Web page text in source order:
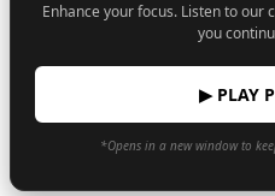
Enhance your focus. Listen to our
you
▶ PLAY
*Opens in a new window to